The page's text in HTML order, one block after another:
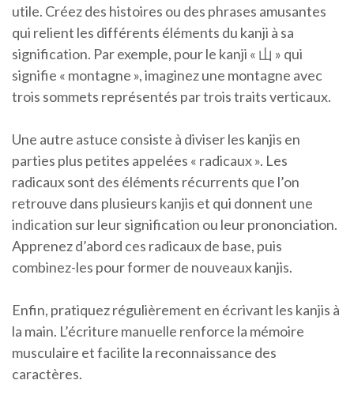
utile. Créez des histoires ou des phrases amusantes
qui relient les différents éléments du kanji à sa
signification. Par exemple, pour le kanji « 山 » qui
signifie « montagne », imaginez une montagne avec
trois sommets représentés par trois traits verticaux.
Une autre astuce consiste à diviser les kanjis en
parties plus petites appelées « radicaux ». Les
radicaux sont des éléments récurrents que l’on
retrouve dans plusieurs kanjis et qui donnent une
indication sur leur signification ou leur prononciation.
Apprenez d’abord ces radicaux de base, puis
combinez-les pour former de nouveaux kanjis.
Enfin, pratiquez régulièrement en écrivant les kanjis à
la main. L’écriture manuelle renforce la mémoire
musculaire et facilite la reconnaissance des
caractères.